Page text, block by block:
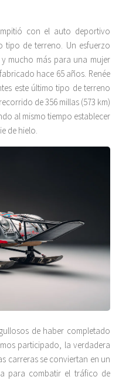
con el auto deportivo
tipo de terreno. Un esfuerzo
mucho más para una mujer
hace 65 años. Renée
este último tipo de terreno
de 356 millas (573 km)
al mismo tiempo establecer
de hielo.
de haber completado
participado, la verdadera
carreras se conviertan en un
para combatir el tráfico de